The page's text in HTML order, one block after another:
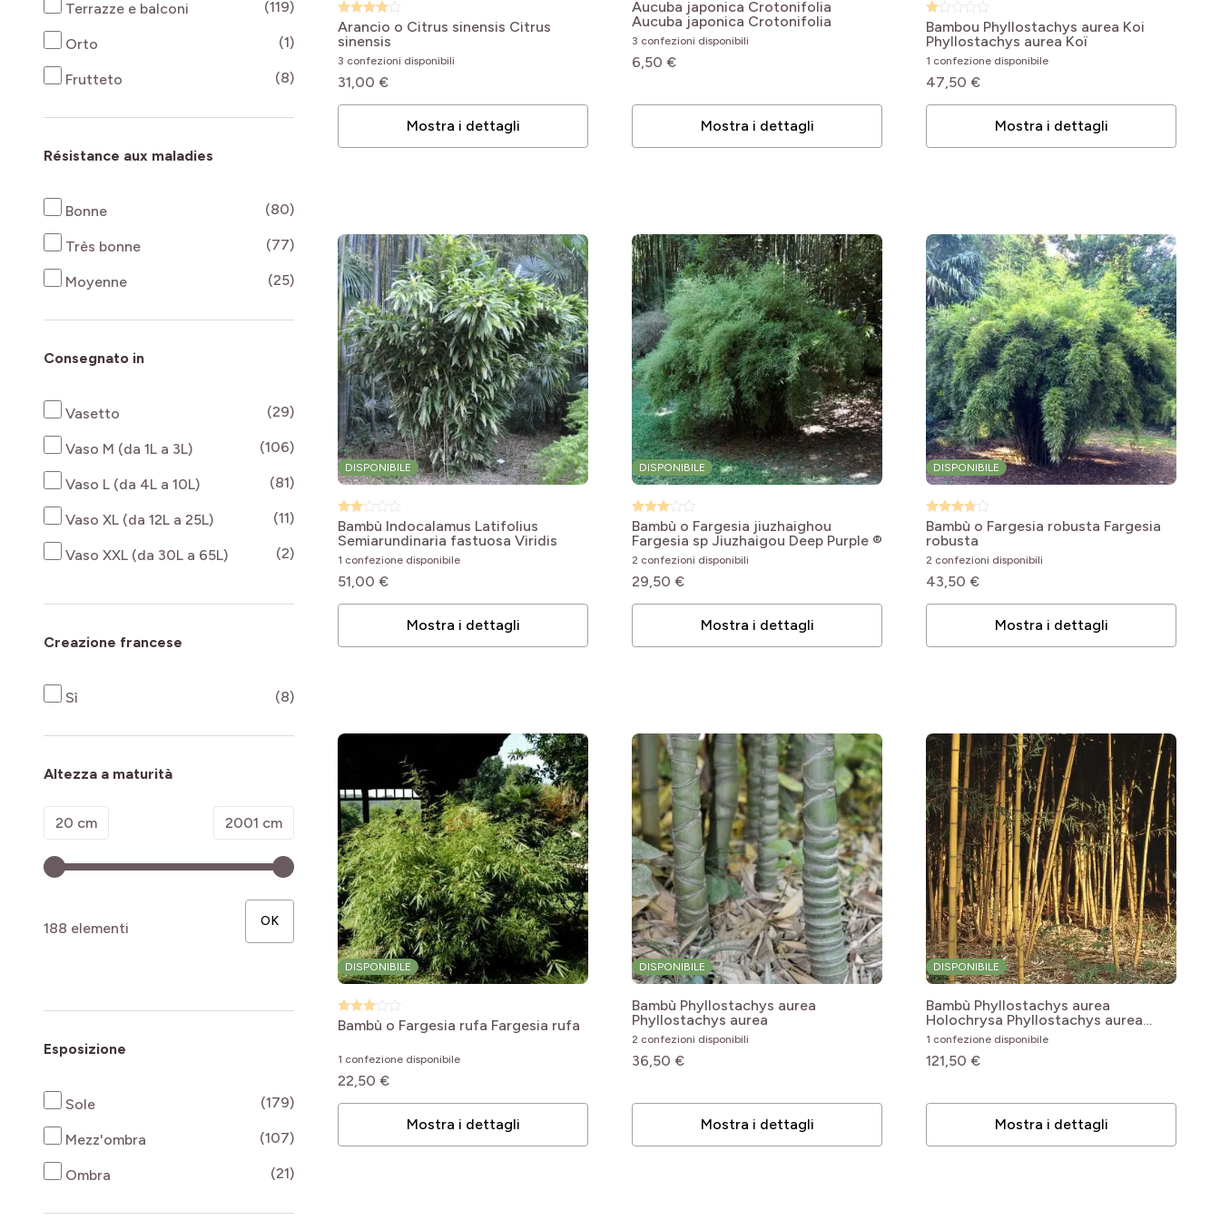
Terrazze e balconi (119)products available
Orto (1)products available
Frutteto (8)products available
Résistance aux maladies
Bonne (80)products available
Très bonne (77)products available
Moyenne (25)products available
Consegnato in
Vasetto (29)products available
Vaso M (da 1L a 3L) (106)products available
Vaso L (da 4L a 10L) (81)products available
Vaso XL (da 12L a 25L) (11)products available
Vaso XXL (da 30L a 65L) (2)products available
Creazione francese
Sì (8)products available
Altezza a maturità
Minimum value
20 cm Valore massimo
2001 cm
188 elementi OK
Esposizione
Sole (179)products available
Mezz'ombra (107)products available
Ombra (21)products available
Arancio o Citrus sinensis Citrus
sinensis
3 confezioni disponibili
31,00 €
Mostra i dettagli
Aucuba japonica Crotonifolia
Aucuba japonica Crotonifolia
3 confezioni disponibili
6,50 €
Mostra i dettagli
Bambou Phyllostachys aurea Koi
Phyllostachys aurea Koï
1 confezione disponibile
47,50 €
Mostra i dettagli
DISPONIBILE
Bambù Indocalamus Latifolius
Semiarundinaria fastuosa Viridis
1 confezione disponibile
51,00 €
Mostra i dettagli
DISPONIBILE
Bambù o Fargesia jiuzhaighou
Fargesia sp Jiuzhaigou Deep Purple ®
2 confezioni disponibili
29,50 €
Mostra i dettagli
DISPONIBILE
Bambù o Fargesia robusta Fargesia
robusta
2 confezioni disponibili
43,50 €
Mostra i dettagli
DISPONIBILE
Bambù o Fargesia rufa Fargesia rufa
1 confezione disponibile
22,50 €
Mostra i dettagli
DISPONIBILE
Bambù Phyllostachys aurea
Phyllostachys aurea
2 confezioni disponibili
36,50 €
Mostra i dettagli
DISPONIBILE
Bambù Phyllostachys aurea
Holochrysa Phyllostachys aurea
Holochrysa
1 confezione disponibile
121,50 €
Mostra i dettagli